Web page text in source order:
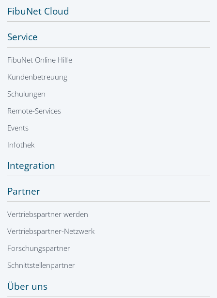
FibuNet Cloud
Service
FibuNet Online Hilfe
Kundenbetreuung
Schulungen
Remote-Services
Events
Infothek
Integration
Partner
Vertriebspartner werden
Vertriebspartner-Netzwerk
Forschungspartner
Schnittstellenpartner
Über uns